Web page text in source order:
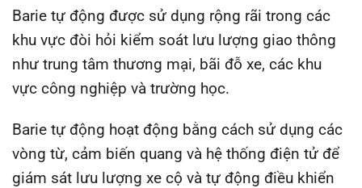
Barie tự động được sử dụng rộng rãi trong các
khu vực đòi hỏi kiểm soát lưu lượng giao thông
như trung tâm thương mại, bãi đỗ xe, các khu
vực công nghiệp và trường học.
Barie tự động hoạt động bằng cách sử dụng các
vòng từ, cảm biến quang và hệ thống điện tử để
giám sát lưu lượng xe cộ và tự động điều khiển